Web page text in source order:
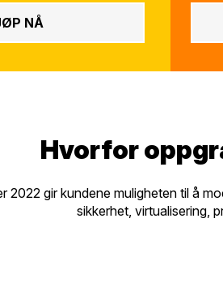
NÅ
Hvorfor
2022 gir kundene muligheten til å
sikkerhet, virtualisering,